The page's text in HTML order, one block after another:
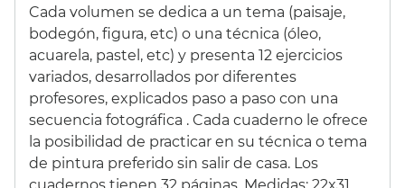
Pintura
pastel schmincke Acuarela metalizada
Destacados
SET 6 COLORES
OPACOS 60ML
BASTIDOR
REDONDO CON
TELA 40 cms.
Cada volumen se dedica a un tema (paisaje,
bodegón, figura, etc) o una técnica (óleo,
acuarela, pastel, etc) y presenta 12 ejercicios
variados, desarrollados por diferentes
profesores, explicados paso a paso con una
secuencia fotográfica . Cada cuaderno le ofrece
la posibilidad de practicar en su técnica o tema
de pintura preferido sin salir de casa. Los